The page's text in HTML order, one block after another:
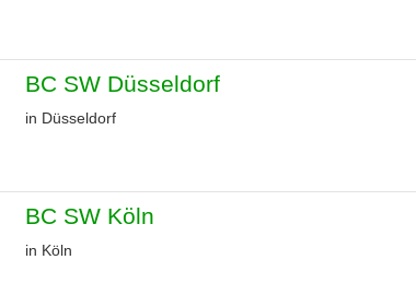
BC SW Düsseldorf
in Düsseldorf
BC SW Köln
in Köln